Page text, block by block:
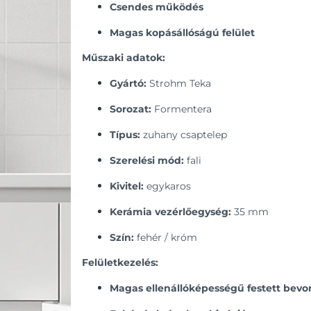
Csendes működés
Magas kopásállóságú felület
Műszaki adatok:
Gyártó: Strohm Teka
Sorozat: Formentera
Típus: zuhany csaptelep
Szerelési mód: fali
Kivitel: egykaros
Kerámia vezérlőegység: 35 mm
Szín: fehér / króm
Felületkezelés:
Magas ellenállóképességű festett